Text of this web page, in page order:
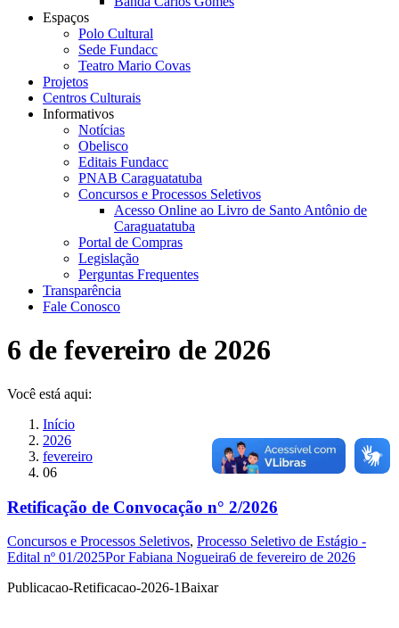
Espaços
Polo Cultural
Sede Fundacc
Teatro Mario Covas
Projetos
Centros Culturais
Informativos
Notícias
Obelisco
Editais Fundacc
PNAB Caraguatatuba
Concursos e Processos Seletivos
Acesso Online ao Livro de Santo Antônio de
Caraguatatuba
Portal de Compras
Legislação
Perguntas Frequentes
Transparência
Fale Conosco
6 de fevereiro de 2026
Você está aqui:
Início
2026
fevereiro
06
Retificação de Convocação n° 2/2026
Concursos e Processos Seletivos, Processo Seletivo de Estágio -
Edital nº 01/2025PorFabiana Nogueira6 de fevereiro de 2026
Publicacao-Retificacao-2026-1Baixar